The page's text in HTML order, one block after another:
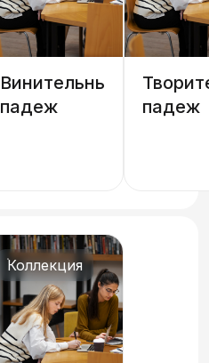
Винительный
падеж
падеж
Коллекция